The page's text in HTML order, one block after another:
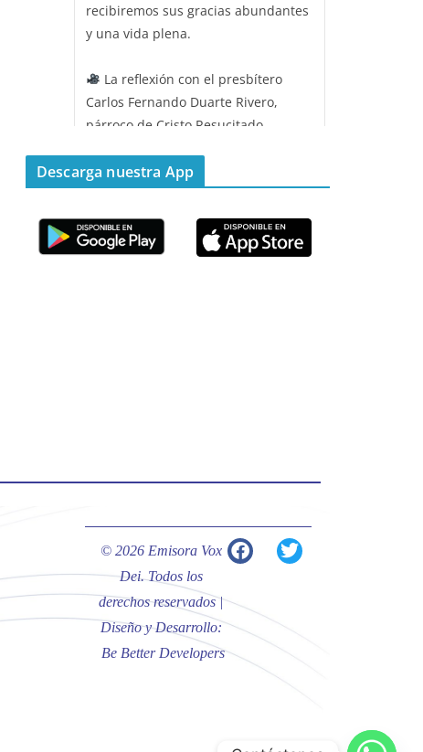
recibiremos sus gracias abundantes
y una vida plena.
La reflexión con el presbítero
Carlos Fernando Duarte Rivero,
párroco de Cristo Resucitado.
Emisora Vox Dei @emisoravoxdei ·
11 May 2025
La reflexión con el presbítero
Twitter
Emisora Vox Dei @emisoravoxdei
10 May 2025
“Tú tienes palabras de vida eterna”
Descarga nuestra App
© 2026 Emisora Vox
Dei. Todos los
derechos reservados |
Diseño y Desarrollo:
Be Better Developers